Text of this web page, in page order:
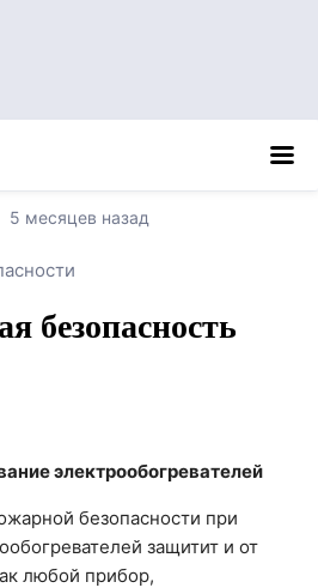
5 месяцев назад
безопасность
электрообогревателей
безопасности при
защитит и от
любой прибор,